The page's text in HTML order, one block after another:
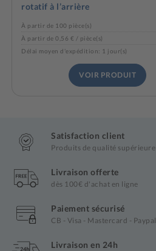
rotatif à l’arrière
À partir de 100 pièce(s)
À partir de 0,56 € / pièce(s)
Délai moyen d'expédition: 1 jour(s)
VOIR PRODUIT
Satisfaction client
Produits de qualité supérieure
Livraison offerte
dès 100€ d'achat en ligne
Paiement sécurisé
CB - Visa - Mastercard - Paypal
Livraison en 24h